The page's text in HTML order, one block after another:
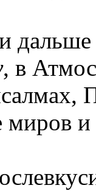
, в
миров